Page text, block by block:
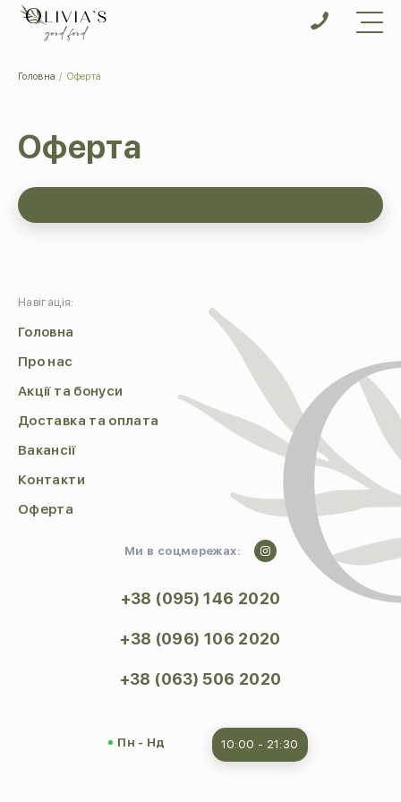
Головна Оферта
Оферта
Навігація:
Головна
Про нас
Акції та бонуси
Доставка та оплата
Вакансії
Контакти
Оферта
Ми в соцмережах:
+38 (095) 146 2020
+38 (096) 106 2020
+38 (063) 506 2020
Пн - Нд 10:00 - 21:30